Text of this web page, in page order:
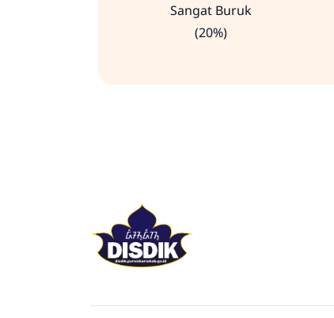
Sangat Buruk
(20%)